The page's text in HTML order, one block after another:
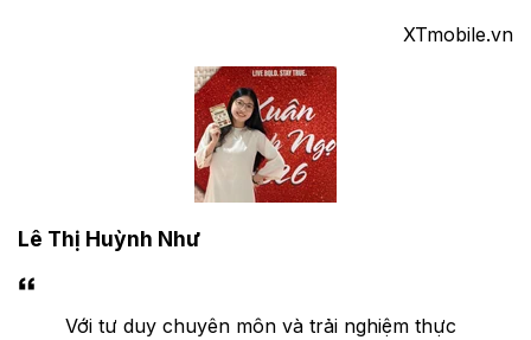
XTmobile.vn
Lê Thị Huỳnh Như
Với tư duy chuyên môn và trải nghiệm thực